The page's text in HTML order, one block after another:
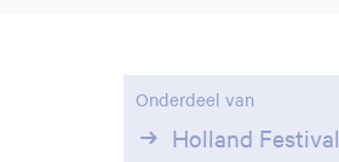
Onderdeel van
Holland Festival